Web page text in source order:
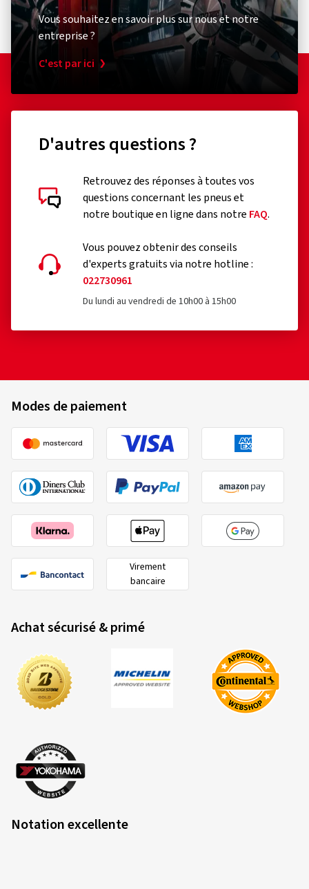
Vous souhaitez en savoir plus sur nous et notre
entreprise ?
C'est par ici
D'autres questions ?
Retrouvez des réponses à toutes vos
questions concernant les pneus et
notre boutique en ligne dans notre FAQ.
Vous pouvez obtenir des conseils
d'experts gratuits via notre hotline :
022730961
Du lundi au vendredi de 10h00 à 15h00
Modes de paiement
Virement
bancaire
Achat sécurisé & primé
Notation excellente